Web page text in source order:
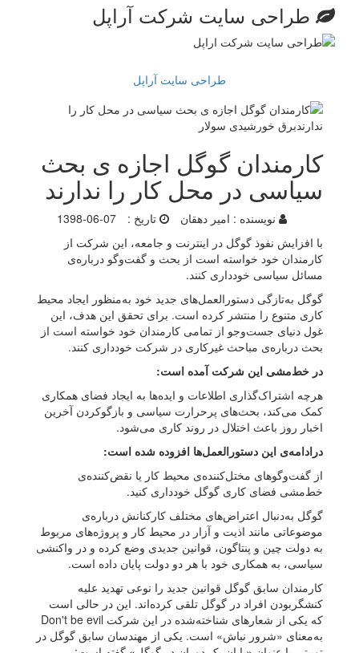
طراحی سایت شرکت آراپل
طراحی سایت آراپل
کارمندان گوگل اجازه ی بحث
سیاسی در محل کار را ندارند
نویسنده : امیر دهقان تاریخ :
1398-06-07
با افزایش نفوذ گوگل در اینترنت و جامعه، این شرکت از
کارمندان خود خواسته است از بحث و گفت‌وگو درباره‌ی
مسائل سیاسی خودداری کنند.
گوگل به‌تازگی دستورالعمل‌های جدید خود به‌منظور ایجاد محیط
کاری متنوع را منتشر کرده است. برای تحقق این هدف، این
غول دنیای جست‌وجو از تمامی کارمندان خود خواسته است از
بحث درباره‌ی مباحث غیرکاری در شرکت خودداری کنند.
در خط‌مشی این شرکت آمده است:
هرچه اشتراک‌گذاری اطلاعات و ایده‌ها به ایجاد فضای همکاری
کمک می‌کند، بحث‌های پرحرارت سیاسی و بازگوکردن آخرین
اخبار روز باعث اختلال در روند کاری می‌شود.
درادامه‌ی این دستورالعمل‌ها افزوده شده است:
از گفت‌وگوهای مختل‌کننده‌ی محیط کار یا نقض‌کننده‌ی
خط‌مشی‌ فضای کاری گوگل خودداری کنید.
گوگل به‌دنبال اعتراض‌های مختلف کارکنانش درباره‌ی
موضوعاتی مانند اذیت و آزار در محیط کار و پروژه‌های مربوط
به دولت چین و پنتاگون، قوانین جدیدی وضع کرده و در واکنشی
سیاسی، به همکاری خود با هر دو دولت پایان داده است.
کارمندان سابق گوگل قوانین جدید را نوعی تهدید علیه
کنشگربودن افراد در گوگل تلقی کرده‌اند. این در حالی است
که یکی از شعارهای شناخته‌شده در این شرکت Don't be evil
به‌معنای «شرور نباش» است. یکی از مهندسان سابق گوگل در